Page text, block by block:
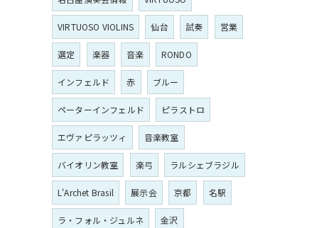
VIRTUOSO VIOLINS 仙台 試奏 営業
選定 楽器 音楽 RONDO
インフェルド 赤 ブルー
ペーターインフェルド ピラストロ
エヴァピラッツィ 音楽教室
バイオリン教室 楽弓 ラルシェブラジル
L'Archet Brasil 展示会 京都 名駅
ラ・フォル・ジュルネ 金沢